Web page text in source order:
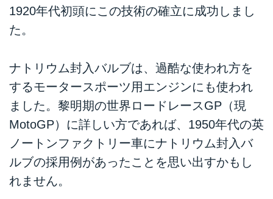
1920年代初頭にこの技術の確立に成功しまし
た。
ナトリウム封入バルブは、過酷な使われ方を
するモータースポーツ用エンジンにも使われ
ました。黎明期の世界ロードレースGP（現
MotoGP）に詳しい方であれば、1950年代の英
ノートンファクトリー車にナトリウム封入バ
ルブの採用例があったことを思い出すかもし
れません。